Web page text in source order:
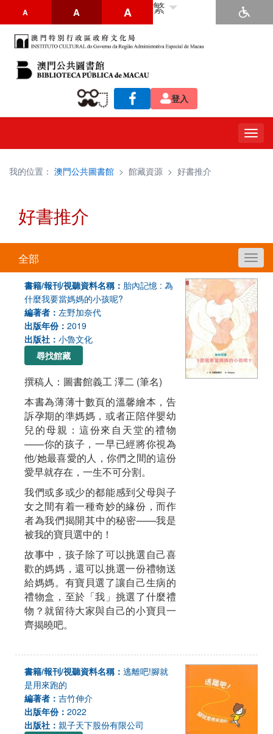
A A A 繁
登入
我的位置： 澳門公共圖書館 > 館藏資源 > 好書推介
好書推介
全部
書籍/報刊/視聽資料名稱： 胎內記憶 : 為
什麼我要當媽媽的小孩呢?
編著者： 左野加奈代
出版年份： 2019
出版社： 小魯文化
尋找館藏
撰稿人：圖書館義工 澤二 (筆名)
本書為薄薄十數頁的溫馨繪本，告
訴孕期的準媽媽，或者正陪伴嬰幼
兒的母親：這份來自天堂的禮物
——你的孩子，一早已經將你視為
他/她最喜愛的人，你們之間的這份
愛早就存在，一生不可分割。
我們或多或少的都能感到父母與子
女之間有着一種奇妙的緣份，而作
者為我們揭開其中的秘密——我是
被我的寶貝選中的！
故事中，孩子除了可以挑選自己喜
歡的媽媽，還可以挑選一份禮物送
給媽媽。有寶貝選了讓自己生病的
禮物盒，至於「我」挑選了什麼禮
物？就留待大家與自己的小寶貝一
齊揭曉吧。
書籍/報刊/視聽資料名稱： 逃離吧!腳就
是用來跑的
編著者： 吉竹伸介
出版年份： 2022
出版社： 親子天下股份有限公司